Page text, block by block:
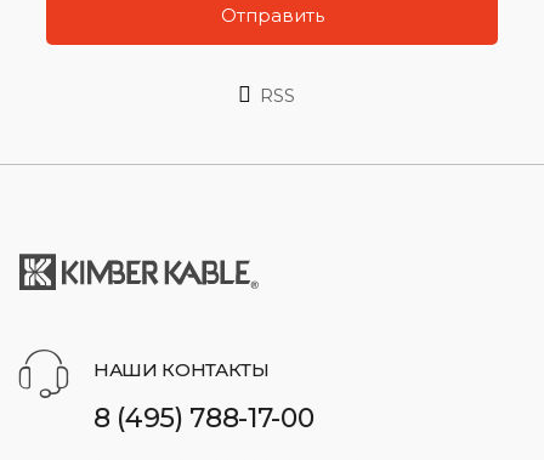
Отправить
RSS
НАШИ КОНТАКТЫ
8 (495) 788-17-00